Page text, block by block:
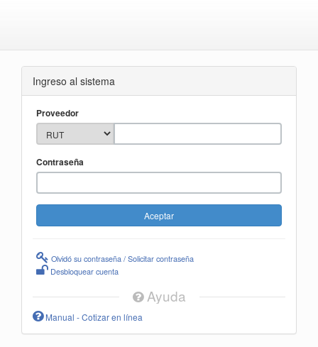
Ingreso al sistema
Proveedor
Contraseña
Olvidó su contraseña / Solicitar contraseña
Desbloquear cuenta
Ayuda
Manual - Cotizar en línea